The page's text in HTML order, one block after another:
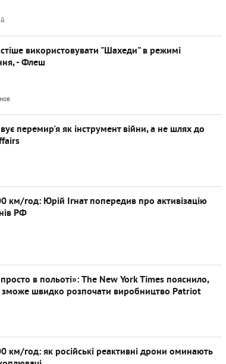
використовувати "Шахеди" в режимі
- Флеш
перемир'я як інструмент війни, а не шлях до
км/год: Юрій Ігнат попередив про активізацію
РФ
в польоті»: The New York Times пояснило,
зможе швидко розпочати виробництво Patriot
км/год: як російські реактивні дрони оминають